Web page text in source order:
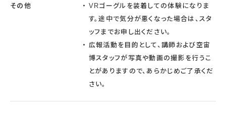
その他
VRゴーグルを装着しての体験になりま
す。途中で気分が悪くなった場合は、スタ
ッフまでお申し出ください。
広報活動を目的として、講師および空宙
博スタッフが写真や動画の撮影を行うこ
とがありますので、あらかじめご了承くだ
さい。